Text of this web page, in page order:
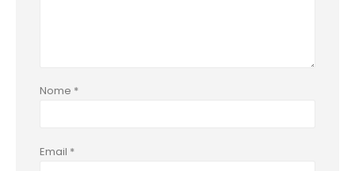
Nome *
Email *